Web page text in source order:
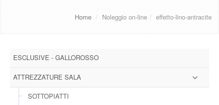
Home / Noleggio on-line / effetto-lino-antracite
ESCLUSIVE - GALLOROSSO
ATTREZZATURE SALA
SOTTOPIATTI